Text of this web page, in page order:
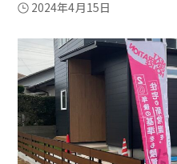
2024年4月15日